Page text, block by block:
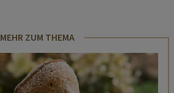
MEHR ZUM THEMA